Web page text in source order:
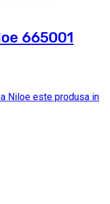
665001
Niloe este produsa in